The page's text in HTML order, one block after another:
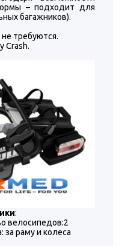
– подходит для
багажников).
требуются.
Crash.
:
велосипедов:2
раму и колеса